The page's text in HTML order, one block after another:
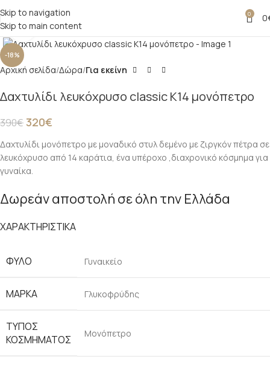
Skip to navigation
Skip to main content
0 0
-18%
Click to enlarge
Αρχική σελίδα Δώρα Για εκείνη
Δαχτυλίδι λευκόχρυσο classic Κ14 μονόπετρο
390€320€
Δαχτυλίδι μονόπετρο με μοναδικό στυλ δεμένο με ζιργκόν πέτρα σε
λευκόχρυσο από 14 καράτια, ένα υπέροχο ,διαχρονικό κόσμημα για
γυναίκα.
Δωρεάν αποστολή σε όλη την Ελλάδα
ΧΑΡΑΚΤΗΡΙΣΤΙΚΑ
ΦΥΛΟ Γυναικείο
ΜΑΡΚΑ Γλυκοφρύδης
ΤΥΠΟΣ
ΚΟΣΜΗΜΑΤΟΣ
Μονόπετρο